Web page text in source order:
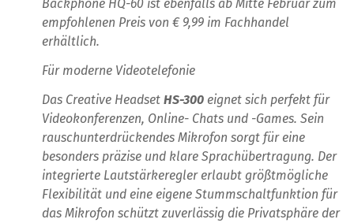
Backphone HQ-60 ist ebenfalls ab Mitte Februar zum
empfohlenen Preis von € 9,99 im Fachhandel
erhältlich.
Für moderne Videotelefonie
Das Creative HeadsetHS-300 eignet sich perfekt für
Videokonferenzen, Online- Chats und -Games. Sein
rauschunterdrückendes Mikrofon sorgt für eine
besonders präzise und klare Sprachübertragung. Der
integrierte Lautstärkeregler erlaubt größtmögliche
Flexibilität und eine eigene Stummschaltfunktion für
das Mikrofon schützt zuverlässig die Privatsphäre der